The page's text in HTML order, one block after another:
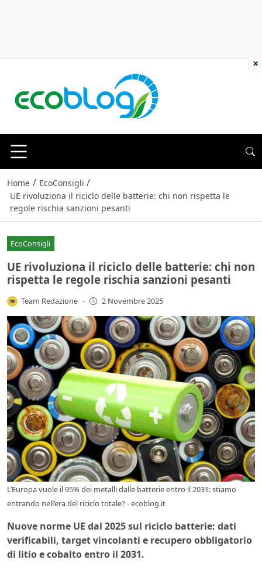
Home / EcoConsigli /
UE rivoluziona il riciclo delle batterie: chi non rispetta le
regole rischia sanzioni pesanti
EcoConsigli
UE rivoluziona il riciclo delle batterie: chi non
rispetta le regole rischia sanzioni pesanti
Team Redazione - 2 Novembre 2025
L’Europa vuole il 95% dei metalli dalle batterie entro il 2031: stiamo
entrando nell’era del riciclo totale? - ecoblog.it
Nuove norme UE dal 2025 sul riciclo batterie: dati
verificabili, target vincolanti e recupero obbligatorio
di litio e cobalto entro il 2031.
×